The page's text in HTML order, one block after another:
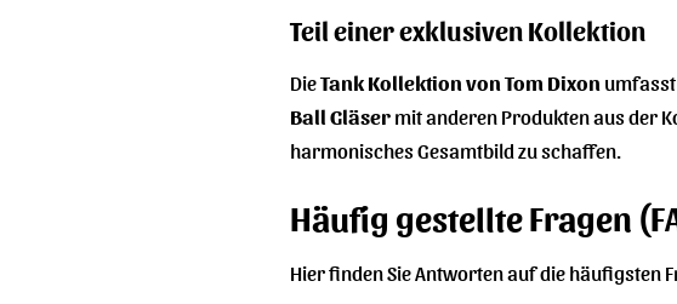
Teil einer exklusiven Kollektion
DieTank Kollektion von Tom Dixon umfasst
Ball Gläsermit anderen Produkten aus der
harmonisches Gesamtbild zu schaffen.
Häufig gestellte Fragen
Hier finden Sie Antworten auf die häufigsten